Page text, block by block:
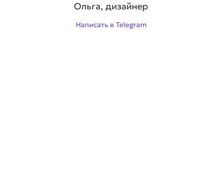
Ольга, дизайнер
Написать в Telegram